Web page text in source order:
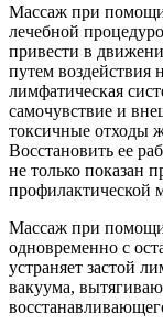
Массаж при помощи
лечебной
привести в
путем воздействия
лимфатическая
самочувствие и
токсичные отходы
Восстановить ее
не только показан
профилактической
Массаж при
одновременно с
устраняет застой
вакуума,